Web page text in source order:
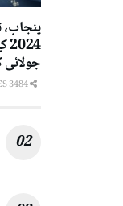
پنجاب،